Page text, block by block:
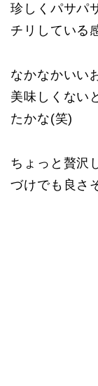
珍しくパサパ
チリしている
なかなかいい
美味しくない
たかな(笑)
ちょっと贅沢
づけでも良さ